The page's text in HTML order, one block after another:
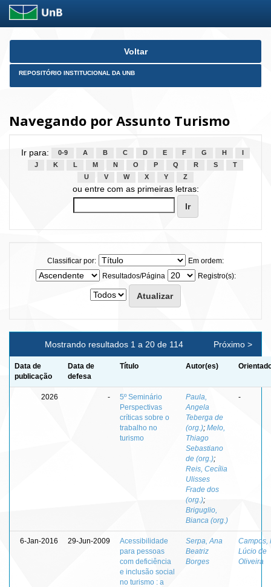
Skip
Voltar
REPOSITÓRIO INSTITUCIONAL DA UNB
Navegando por Assunto Turismo
Ir para: 0-9 A B C D E F G H
J
K L M N O P Q R S
T
U
V W X Y Z
ou entre com as primeiras letras:
Classificar por:
Em ordem:
Resultados/Página
Registro(s):
Mostrando resultados 1 a 20 de 114 Próximo >
Data de
publicação
Data de
defesa
Título Autor(es)
2026 -
5º Seminário
Perspectivas
críticas sobre o
trabalho no
turismo
Paula,
Angela
Teberga de
(org.); Melo,
Thiago
Sebastiano
de (org.);
Reis, Cecília
Ulisses
Frade dos
(org.);
Briguglio,
Bianca (org.)
-
6-Jan-2016 29-Jun-2009
Acessibilidade
para pessoas
com deficiência
e inclusão social
no turismo : a
Serpa, Ana
Beatriz
Borges
Campos,
Lúcio de
Oliveira